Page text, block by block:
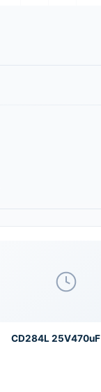
CD284L 25V470uF